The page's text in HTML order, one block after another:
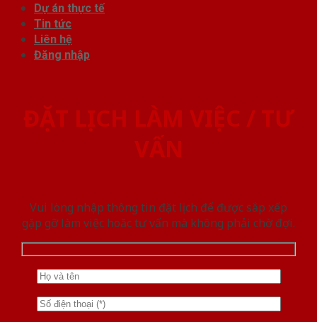
Dự án thực tế
Tin tức
Liên hệ
Đăng nhập
ĐẶT LỊCH LÀM VIỆC / TƯ
VẤN
Vui lòng nhập thông tin đặt lịch để được sắp xếp
gặp gỡ làm việc hoăc tư vấn mà không phải chờ đợi.